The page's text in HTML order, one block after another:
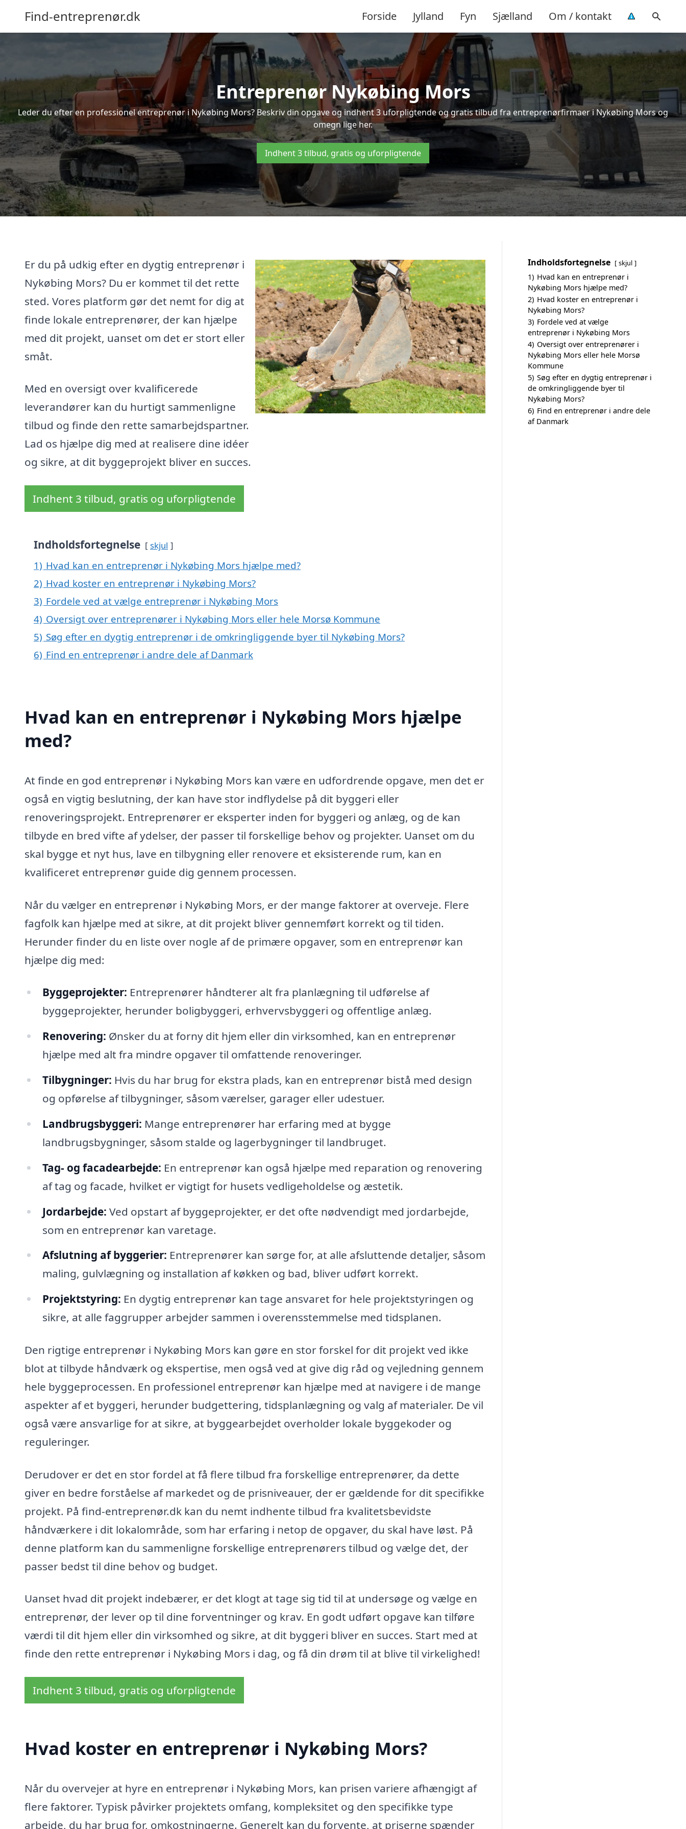
Find-entreprenør.dk Forside Jylland Fyn Sjælland Om / kontakt
Entreprenør Nykøbing Mors
Leder du efter en professionel entreprenør i Nykøbing Mors? Beskriv din opgave og indhent 3 uforpligtende og gratis tilbud fra entreprenørfirmaer i Nykøbing Mors og
omegn lige her.
Indhent 3 tilbud, gratis og uforpligtende
Er du på udkig efter en dygtig entreprenør i
Nykøbing Mors? Du er kommet til det rette
sted. Vores platform gør det nemt for dig at
finde lokale entreprenører, der kan hjælpe
med dit projekt, uanset om det er stort eller
småt.
Med en oversigt over kvalificerede
leverandører kan du hurtigt sammenligne
tilbud og finde den rette samarbejdspartner.
Lad os hjælpe dig med at realisere dine idéer
og sikre, at dit byggeprojekt bliver en succes.
Indhent 3 tilbud, gratis og uforpligtende
Indholdsfortegnelse skjul
1) Hvad kan en entreprenør i Nykøbing Mors hjælpe med?
2) Hvad koster en entreprenør i Nykøbing Mors?
3) Fordele ved at vælge entreprenør i Nykøbing Mors
4) Oversigt over entreprenører i Nykøbing Mors eller hele Morsø Kommune
5) Søg efter en dygtig entreprenør i de omkringliggende byer til Nykøbing Mors?
6) Find en entreprenør i andre dele af Danmark
Hvad kan en entreprenør i Nykøbing Mors hjælpe
med?
At finde en god entreprenør i Nykøbing Mors kan være en udfordrende opgave, men det er
også en vigtig beslutning, der kan have stor indflydelse på dit byggeri eller
renoveringsprojekt. Entreprenører er eksperter inden for byggeri og anlæg, og de kan
tilbyde en bred vifte af ydelser, der passer til forskellige behov og projekter. Uanset om du
skal bygge et nyt hus, lave en tilbygning eller renovere et eksisterende rum, kan en
kvalificeret entreprenør guide dig gennem processen.
Når du vælger en entreprenør i Nykøbing Mors, er der mange faktorer at overveje. Flere
fagfolk kan hjælpe med at sikre, at dit projekt bliver gennemført korrekt og til tiden.
Herunder finder du en liste over nogle af de primære opgaver, som en entreprenør kan
hjælpe dig med:
Byggeprojekter: Entreprenører håndterer alt fra planlægning til udførelse af
byggeprojekter, herunder boligbyggeri, erhvervsbyggeri og offentlige anlæg.
Renovering: Ønsker du at forny dit hjem eller din virksomhed, kan en entreprenør
hjælpe med alt fra mindre opgaver til omfattende renoveringer.
Tilbygninger: Hvis du har brug for ekstra plads, kan en entreprenør bistå med design
og opførelse af tilbygninger, såsom værelser, garager eller udestuer.
Landbrugsbyggeri: Mange entreprenører har erfaring med at bygge
landbrugsbygninger, såsom stalde og lagerbygninger til landbruget.
Tag- og facadearbejde: En entreprenør kan også hjælpe med reparation og renovering
af tag og facade, hvilket er vigtigt for husets vedligeholdelse og æstetik.
Jordarbejde: Ved opstart af byggeprojekter, er det ofte nødvendigt med jordarbejde,
som en entreprenør kan varetage.
Afslutning af byggerier: Entreprenører kan sørge for, at alle afsluttende detaljer, såsom
maling, gulvlægning og installation af køkken og bad, bliver udført korrekt.
Projektstyring: En dygtig entreprenør kan tage ansvaret for hele projektstyringen og
sikre, at alle faggrupper arbejder sammen i overensstemmelse med tidsplanen.
Den rigtige entreprenør i Nykøbing Mors kan gøre en stor forskel for dit projekt ved ikke
blot at tilbyde håndværk og ekspertise, men også ved at give dig råd og vejledning gennem
hele byggeprocessen. En professionel entreprenør kan hjælpe med at navigere i de mange
aspekter af et byggeri, herunder budgettering, tidsplanlægning og valg af materialer. De vil
også være ansvarlige for at sikre, at byggearbejdet overholder lokale byggekoder og
reguleringer.
Derudover er det en stor fordel at få flere tilbud fra forskellige entreprenører, da dette
giver en bedre forståelse af markedet og de prisniveauer, der er gældende for dit specifikke
projekt. På find-entreprenør.dk kan du nemt indhente tilbud fra kvalitetsbevidste
håndværkere i dit lokalområde, som har erfaring i netop de opgaver, du skal have løst. På
denne platform kan du sammenligne forskellige entreprenørers tilbud og vælge det, der
passer bedst til dine behov og budget.
Uanset hvad dit projekt indebærer, er det klogt at tage sig tid til at undersøge og vælge en
entreprenør, der lever op til dine forventninger og krav. En godt udført opgave kan tilføre
værdi til dit hjem eller din virksomhed og sikre, at dit byggeri bliver en succes. Start med at
finde den rette entreprenør i Nykøbing Mors i dag, og få din drøm til at blive til virkelighed!
Indhent 3 tilbud, gratis og uforpligtende
Hvad koster en entreprenør i Nykøbing Mors?
Når du overvejer at hyre en entreprenør i Nykøbing Mors, kan prisen variere afhængigt af
flere faktorer. Typisk påvirker projektets omfang, kompleksitet og den specifikke type
arbejde, du har brug for, omkostningerne. Generelt kan du forvente, at priserne spænder
Indholdsfortegnelse skjul
1) Hvad kan en entreprenør i
Nykøbing Mors hjælpe med?
2) Hvad koster en entreprenør i
Nykøbing Mors?
3) Fordele ved at vælge
entreprenør i Nykøbing Mors
4) Oversigt over entreprenører i
Nykøbing Mors eller hele Morsø
Kommune
5) Søg efter en dygtig entreprenør i
de omkringliggende byer til
Nykøbing Mors?
6) Find en entreprenør i andre dele
af Danmark